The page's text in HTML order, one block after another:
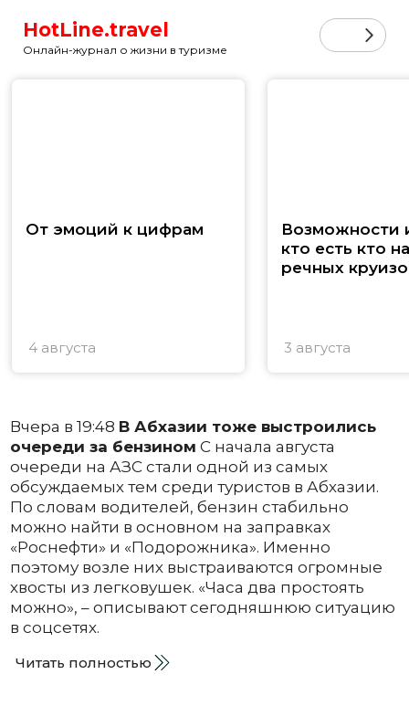
HotLine.travel
Онлайн-журнал о жизни в туризме
От эмоций к цифрам
4 августа
Возможности
кто есть кто
речных
3 августа
Вчера в 19:48 В Абхазии тоже выстроились
очереди за бензином С начала августа
очереди на АЗС стали одной из самых
обсуждаемых тем среди туристов в Абхазии.
По словам водителей, бензин стабильно
можно найти в основном на заправках
«Роснефти» и «Подорожника». Именно
поэтому возле них выстраиваются огромные
хвосты из легковушек. «Часа два простоять
можно», – описывают сегодняшнюю ситуацию
в соцсетях.
Читать полностью